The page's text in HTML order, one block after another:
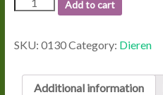
KOE
Add to cart
SKU: 0130Category: Dieren
Additional information